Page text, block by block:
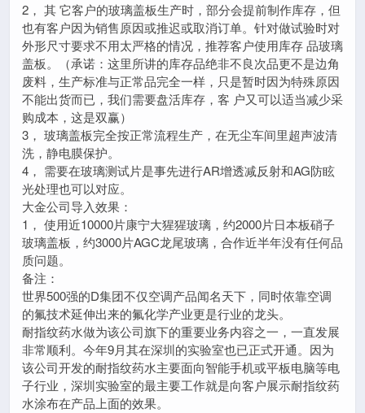
2， 其 它客户的玻璃盖板生产时，部分会提前制作库存，但
也有客户因为销售原因或推迟或取消订单。针对做试验时对
外形尺寸要求不用太严格的情况，推荐客户使用库存 品玻璃
盖板。（承诺：这里所讲的库存品绝非不良次品更不是边角
废料，生产标准与正常品完全一样，只是暂时因为特殊原因
不能出货而已，我们需要盘活库存，客 户又可以适当减少采
购成本，这是双赢）
3， 玻璃盖板完全按正常流程生产，在无尘车间里超声波清
洗，静电膜保护。
4， 需要在玻璃测试片是事先进行AR增透减反射和AG防眩
光处理也可以对应。
大金公司导入效果：
1， 使用近10000片康宁大猩猩玻璃，约2000片日本板硝子
玻璃盖板，约3000片AGC龙尾玻璃，合作近半年没有任何品
质问题。
备注：
世界500强的D集团不仅空调产品闻名天下，同时依靠空调
的氟技术延伸出来的氟化学产业更是行业的龙头。
耐指纹药水做为该公司旗下的重要业务内容之一，一直发展
非常顺利。今年9月其在深圳的实验室也已正式开通。因为
该公司开发的耐指纹药水主要面向智能手机或平板电脑等电
子行业，深圳实验室的最主要工作就是向客户展示耐指纹药
水涂布在产品上面的效果。